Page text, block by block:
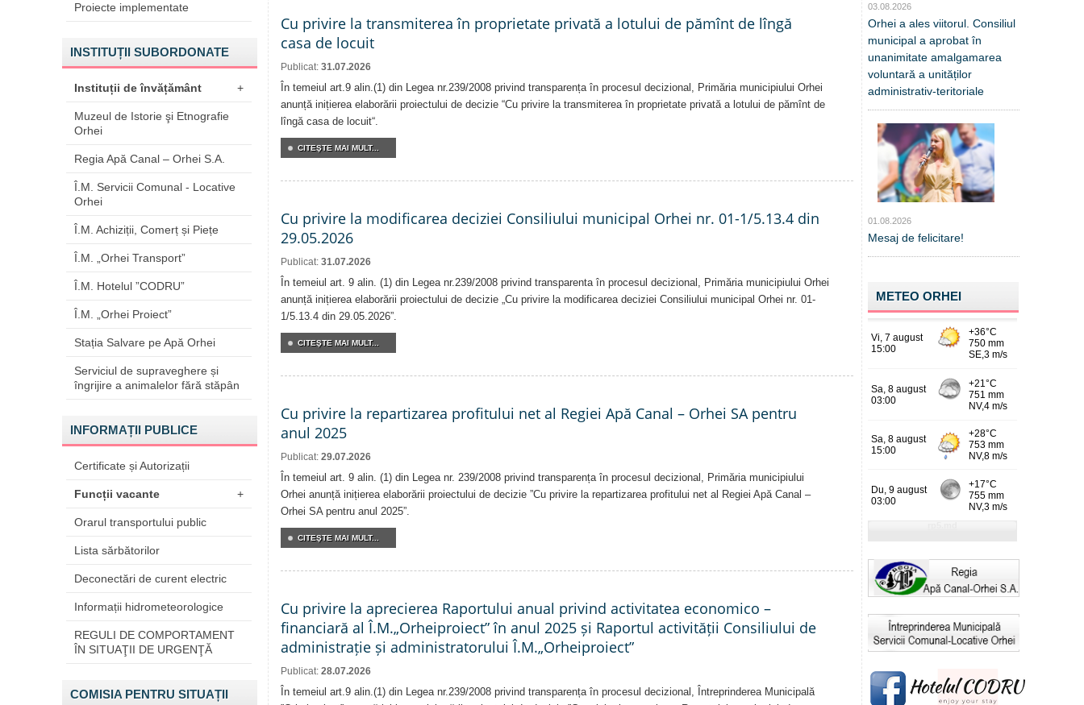
Proiecte implementate
INSTITUȚII SUBORDONATE
Instituții de învățământ +
Muzeul de Istorie şi Etnografie
Orhei
Regia Apă Canal – Orhei S.A.
Î.M. Servicii Comunal - Locative
Orhei
Î.M. Achiziții, Comerț și Piețe
Î.M. „Orhei Transport”
Î.M. Hotelul ”CODRU”
Î.M. „Orhei Proiect”
Stația Salvare pe Apă Orhei
Serviciul de supraveghere și
îngrijire a animalelor fără stăpân
INFORMAȚII PUBLICE
Certificate și Autorizații
Funcții vacante +
Orarul transportului public
Lista sărbătorilor
Deconectări de curent electric
Informații hidrometeorologice
REGULI DE COMPORTAMENT
ÎN SITUAŢII DE URGENŢĂ
COMISIA PENTRU SITUAȚII
Cu privire la transmiterea în proprietate privată a lotului de pămînt de lîngă
casa de locuit
Publicat: 31.07.2026
În temeiul art.9 alin.(1) din Legea nr.239/2008 privind transparența în procesul decizional, Primăria municipiului Orhei
anunță inițierea elaborării proiectului de decizie “Cu privire la transmiterea în proprietate privată a lotului de pămînt de
lîngă casa de locuit“.
CITEŞTE MAI MULT...
Cu privire la modificarea deciziei Consiliului municipal Orhei nr. 01-1/5.13.4 din
29.05.2026
Publicat: 31.07.2026
În temeiul art. 9 alin. (1) din Legea nr.239/2008 privind transparenta în procesul decizional, Primăria municipiului Orhei
anunță inițierea elaborării proiectului de decizie „Cu privire la modificarea deciziei Consiliului municipal Orhei nr. 01-
1/5.13.4 din 29.05.2026”.
CITEŞTE MAI MULT...
Cu privire la repartizarea profitului net al Regiei Apă Canal – Orhei SA pentru
anul 2025
Publicat: 29.07.2026
În temeiul art. 9 alin. (1) din Legea nr. 239/2008 privind transparența în procesul decizional, Primăria municipiului
Orhei anunță inițierea elaborării proiectului de decizie ”Cu privire la repartizarea profitului net al Regiei Apă Canal –
Orhei SA pentru anul 2025”.
CITEŞTE MAI MULT...
Cu privire la aprecierea Raportului anual privind activitatea economico –
financiară al Î.M.„Orheiproiect” în anul 2025 și Raportul activității Consiliului de
administrație și administratorului Î.M.„Orheiproiect”
Publicat: 28.07.2026
În temeiul art.9 alin.(1) din Legea nr.239/2008 privind transparența în procesul decizional, Întreprinderea Municipală
03.08.2026
Orhei a ales viitorul. Consiliul
municipal a aprobat în
unanimitate amalgamarea
voluntară a unităților
administrativ-teritoriale
01.08.2026
Mesaj de felicitare!
METEO ORHEI